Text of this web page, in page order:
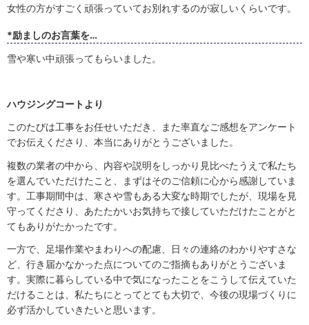
女性の方がすごく頑張っていてお別れするのが寂しいくらいです。
*励ましのお言葉を…
雪や寒い中頑張ってもらいました。
ハウジングコートより
このたびは工事をお任せいただき、また率直なご感想をアンケート
でお伝えくださり、本当にありがとうございました。
複数の業者の中から、内容や説明をしっかり見比べたうえで私たち
を選んでいただけたこと、まずはそのご信頼に心から感謝していま
す。工事期間中は、寒さや雪もある大変な時期でしたが、現場を見
守ってくださり、あたたかいお気持ちで接していただけたことがと
てもありがたかったです。
一方で、足場作業やまわりへの配慮、日々の連絡のわかりやすさな
ど、行き届かなかった点についてのご指摘もありがとうございま
す。実際に暮らしている中で気になったことをこうして伝えていた
だけることは、私たちにとってとても大切で、今後の現場づくりに
必ず活かしていきたいと思います。